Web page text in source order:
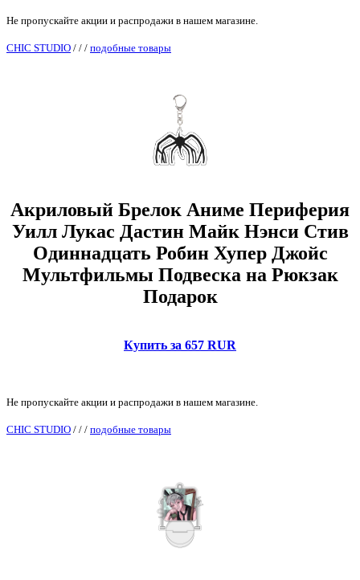
Не пропускайте акции и распродажи в нашем магазине.
CHIC STUDIO / / / подобные товары
Акриловый Брелок Аниме Периферия
Уилл Лукас Дастин Майк Нэнси Стив
Одиннадцать Робин Хупер Джойс
Мультфильмы Подвеска на Рюкзак
Подарок
Купить за 657 RUR
Не пропускайте акции и распродажи в нашем магазине.
CHIC STUDIO / / / подобные товары